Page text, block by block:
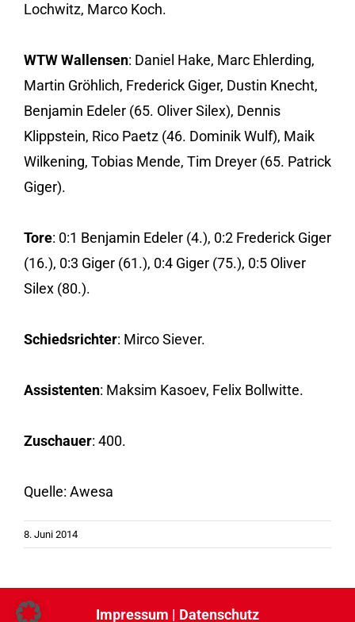
Lochwitz, Marco Koch.
WTW Wallensen: Daniel Hake, Marc Ehlerding,
Martin Gröhlich, Frederick Giger, Dustin Knecht,
Benjamin Edeler (65. Oliver Silex), Dennis
Klippstein, Rico Paetz (46. Dominik Wulf), Maik
Wilkening, Tobias Mende, Tim Dreyer (65. Patrick
Giger).
Tore: 0:1 Benjamin Edeler (4.), 0:2 Frederick Giger
(16.), 0:3 Giger (61.), 0:4 Giger (75.), 0:5 Oliver
Silex (80.).
Schiedsrichter: Mirco Siever.
Assistenten: Maksim Kasoev, Felix Bollwitte.
Zuschauer: 400.
Quelle: Awesa
8. Juni 2014
Impressum | Datenschutz